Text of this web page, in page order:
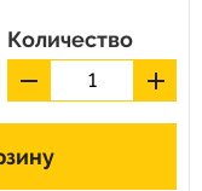
Количество